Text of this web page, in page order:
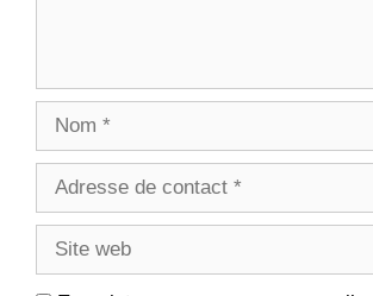
u
v
e
l
l
e
f
e
n
ê
r
)
o
u
l
l
e
f
e
n
e